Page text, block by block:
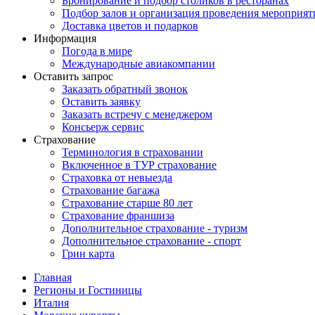
Подбор залов и организация проведения
Доставка цветов и подарков
Информация
Погода в мире
Международные авиакомпании
Оставить запрос
Заказать обратный звонок
Оставить заявку
Заказать встречу с менеджером
Консьерж сервис
Страхование
Терминология в страховании
Включенное в ТУР страхование
Страховка от невыезда
Страхование багажа
Страхование старше 80 лет
Страхование франшиза
Дополнительное страхование - туризм
Дополнительное страхование - спорт
Грин карта
Главная
Регионы и Гостиницы
Италия